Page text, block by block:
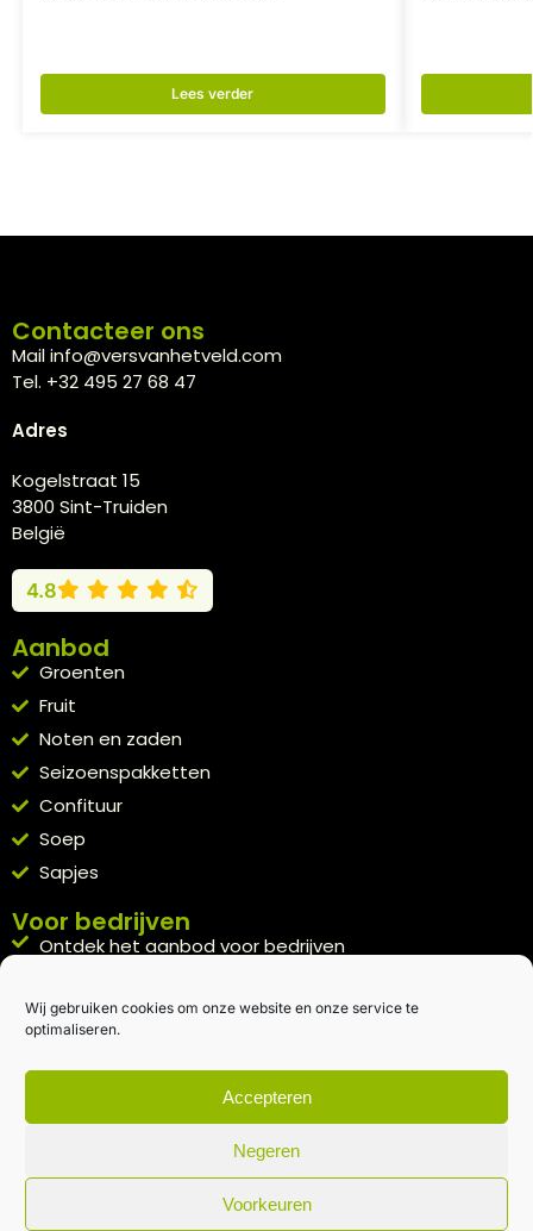
Wij gebruiken cookies om onze website en onze service te
optimaliseren.
Accepteren
Negeren
Voorkeuren
Lees verder
Contacteer ons
Mail info@versvanhetveld.com
Tel. +32 495 27 68 47
Adres
Kogelstraat 15
3800 Sint-Truiden
België
4.8
Aanbod
Groenten
Fruit
Noten en zaden
Seizoenspakketten
Confituur
Soep
Sapjes
Voor bedrijven
Ontdek het aanbod voor bedrijven
Kennismakingspakket aanvragen
Blijft op de hoogte
Rechtstreeks van het veld naar je inbox.
Inschrijven nieuwsbrief